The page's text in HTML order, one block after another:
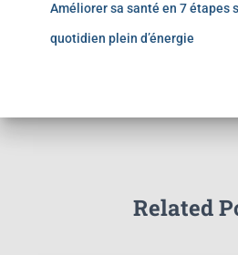
Améliorer sa santé en 7 étapes
quotidien plein d’énergie
Related